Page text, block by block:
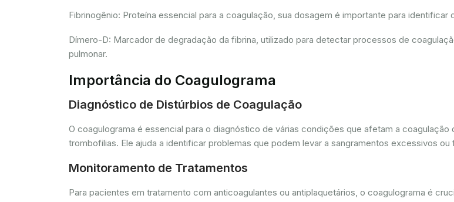
Fibrinogênio: Proteína essencial para a coagulação, sua dosagem é importante para
Dímero-D: Marcador de degradação da fibrina, utilizado para detectar processos de
pulmonar.
Importância do Coagulograma
Diagnóstico de Distúrbios de Coagulação
O coagulograma é essencial para o diagnóstico de várias condições que afetam a
trombofilias. Ele ajuda a identificar problemas que podem levar a sangramentos excessivos
Monitoramento de Tratamentos
Para pacientes em tratamento com anticoagulantes ou antiplaquetários, o coagulograma é